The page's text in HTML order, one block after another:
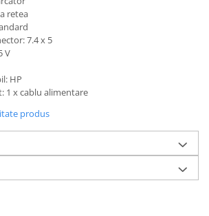
RENEW
retea
7.4 x 5
V
HP
1 x cablu alimentare
produs